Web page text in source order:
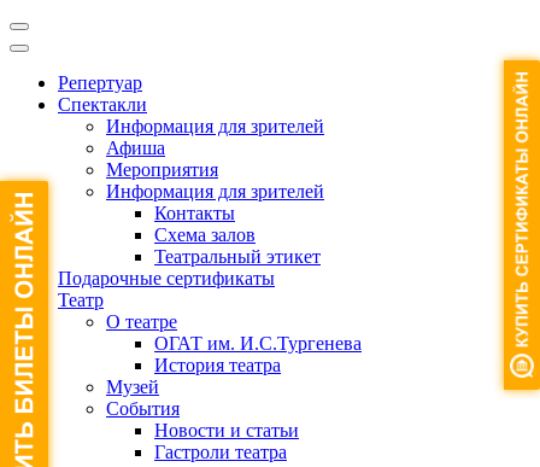
Репертуар
Спектакли
Информация для зрителей
Афиша
Мероприятия
Информация для зрителей
Контакты
Схема залов
Театральный этикет
Подарочные сертификаты
Театр
О театре
ОГАТ им. И.С.Тургенева
История театра
Музей
События
Новости и статьи
Гастроли театра